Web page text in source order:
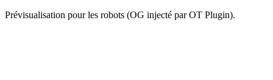
Prévisualisation pour les robots (OG injecté par OT Plugin).